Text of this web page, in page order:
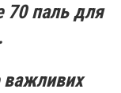
70 паль для